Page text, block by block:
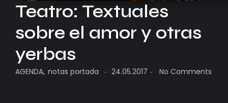
Teatro: Textuales
sobre el amor y otras
yerbas
AGENDA, notas portada - 24.05.2017 - No Comments